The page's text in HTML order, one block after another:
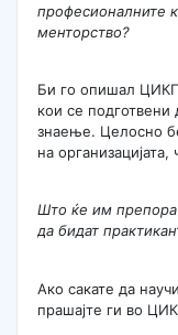
професионалните
менторство?
Би го опишал
кои се подготвени
знаење. Целосно
на
Што ќе им
да бидат
Ако сакате да
прашајте ги во